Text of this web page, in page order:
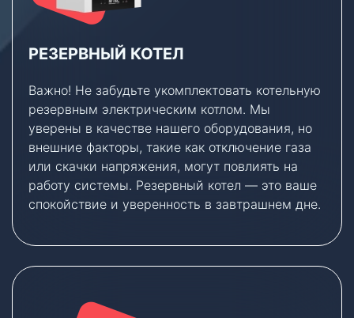
РЕЗЕРВНЫЙ КОТЕЛ
Важно! Не забудьте укомплектовать котельную
резервным электрическим котлом. Мы
уверены в качестве нашего оборудования, но
внешние факторы, такие как отключение газа
или скачки напряжения, могут повлиять на
работу системы. Резервный котел — это ваше
спокойствие и уверенность в завтрашнем дне.